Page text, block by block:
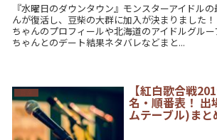
『水曜日のダウンタウン』モンスターアイドル
んが復活し、豆柴の大群に加入が決まりました
ちゃんのプロフィールや北海道のアイドルグル
ちゃんとのデート結果ネタバレなどまと...
【紅白歌合戦
名・順番表！ 出
ムテーブル)まと